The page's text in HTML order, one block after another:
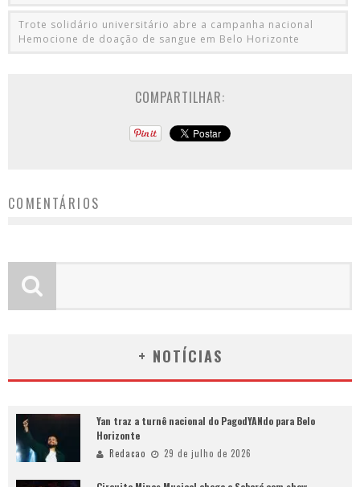
Trote solidário universitário abre a campanha nacional
Hemocione de doação de sangue em Belo Horizonte
COMPARTILHAR:
COMENTÁRIOS
+ NOTÍCIAS
Yan traz a turnê nacional do PagodYANdo para Belo
Horizonte
Redacao 29 de julho de 2026